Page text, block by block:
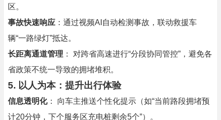
区。
事故快速响应 ：通过视频AI自动检测事故，联动救援车
辆“一路绿灯”抵达。
长距离通道管理 ： 对跨省高速进行“分段协同管控”，避免各
省政策不统一导致的拥堵堆积。
5. 以人为本：提升出行体验
信息透明化： 向车主推送个性化提示（如“当前路段拥堵预
计20分钟，下个服务区充电桩剩余5个”）。